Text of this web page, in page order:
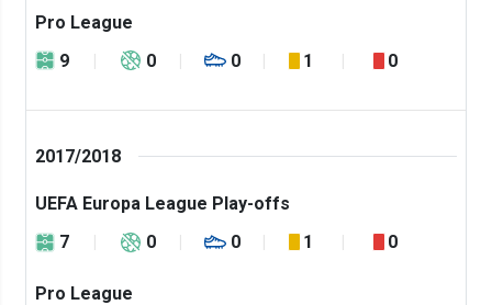
Pro League
9
0 0 1 0
2017/2018
UEFA Europa League Play-offs
7
0 0 1 0
Pro League